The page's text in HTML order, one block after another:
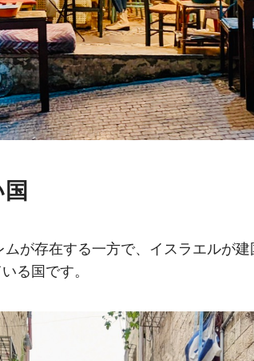
が存在する一方で、イスラエルが
る国です。